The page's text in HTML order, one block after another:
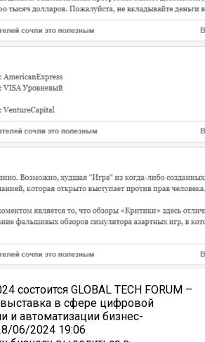
состоится GLOBAL TECH FORUM –
в сфере цифровой
и автоматизации бизнес-
06/2024 19:06